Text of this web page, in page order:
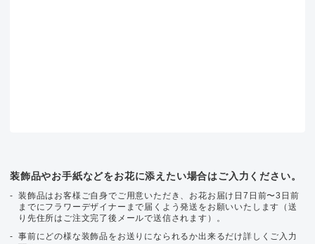
装飾品やお手紙などをお花に添えたい場合はご入力ください。
装飾品はお客様ご自身でご用意いただき、お花お届け日7日前〜3日前
までにフラワーデザイナーまで届くよう発送をお願いいたします（送
り先住所はご注文完了後メールで送信されます）。
事前にどの様な装飾品をお送りになられるか出来るだけ詳しくご入力